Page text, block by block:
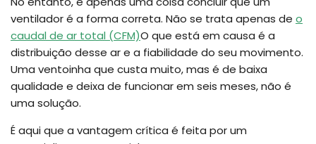
ventilador é a forma correta. Não se trata apenas de o
caudal de ar total (CFM)O que está em causa é a
distribuição desse ar e a fiabilidade do seu movimento.
Uma ventoinha que custa muito, mas é de baixa
qualidade e deixa de funcionar em seis meses, não é
uma solução.
É aqui que a vantagem crítica é feita por um